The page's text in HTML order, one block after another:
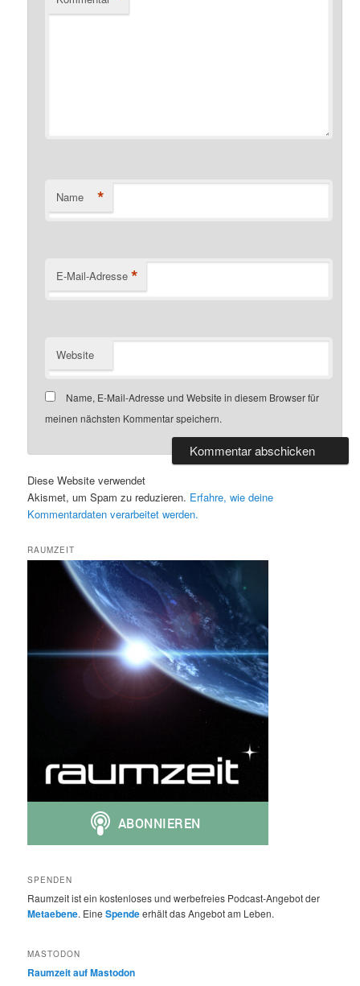
Name *
E-Mail-Adresse *
Website
Name, E-Mail-Adresse und Website in diesem Browser für
meinen nächsten Kommentar speichern.
Diese Website verwendet
Akismet, um Spam zu reduzieren. Erfahre, wie deine
Kommentardaten verarbeitet werden.
RAUMZEIT
SPENDEN
Raumzeit ist ein kostenloses und werbefreies Podcast-Angebot der
Metaebene. EineSpendeerhält das Angebot am Leben.
MASTODON
Raumzeit auf Mastodon